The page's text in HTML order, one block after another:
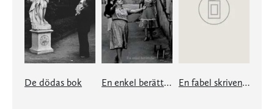
De dödas bok En enkel berättelse En fabel skriven på stenar